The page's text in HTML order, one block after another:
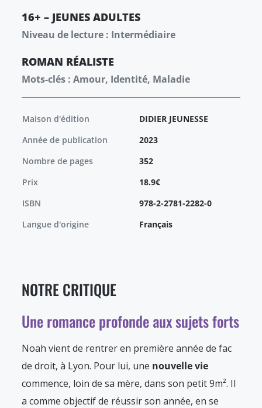
16+ – JEUNES ADULTES
Niveau de lecture : Intermédiaire
ROMAN RÉALISTE
Mots-clés : Amour, Identité, Maladie
Maison d'édition
DIDIER JEUNESSE
Année de publication
2023
Nombre de pages
352
Prix
18.9€
ISBN
978-2-2781-2282-0
Langue d'origine
Français
NOTRE CRITIQUE
Une romance profonde aux sujets forts
Noah vient de rentrer en première année de fac
de droit, à Lyon. Pour lui, une nouvelle vie
commence, loin de sa mère, dans son petit 9m². Il
a comme objectif de réussir son année, en se